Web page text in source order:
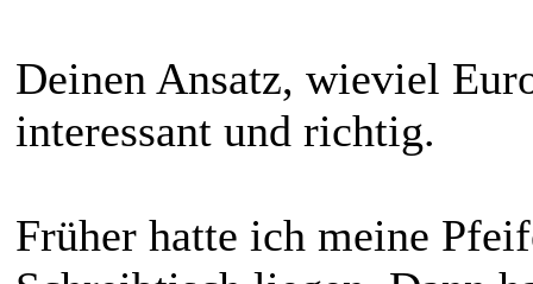
Deinen Ansatz, wieviel
interessant und richtig.
Früher hatte ich meine